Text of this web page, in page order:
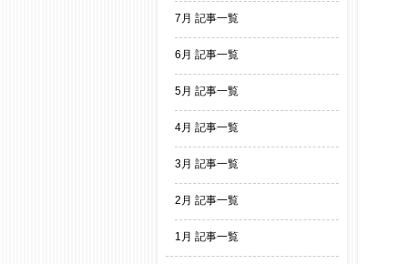
7月 記事一覧
6月 記事一覧
5月 記事一覧
4月 記事一覧
3月 記事一覧
2月 記事一覧
1月 記事一覧